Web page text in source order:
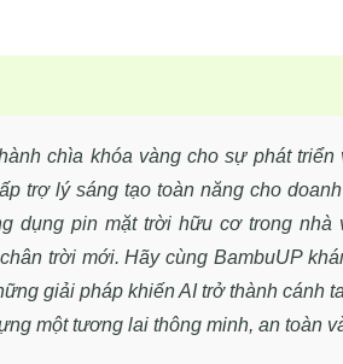
chìa khóa vàng cho sự phát
trợ lý sáng tạo toàn năng cho
dụng pin mặt trời hữu cơ trong
trời mới. Hãy cùng BambuUP
giải pháp khiến AI trở thành cánh
một tương lai thông minh, an toàn